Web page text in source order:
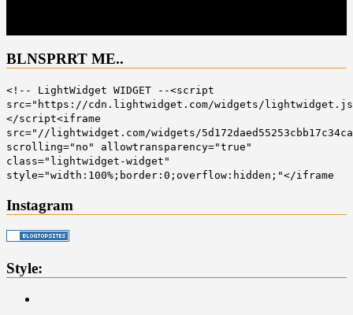
BLNSPRRT ME..
<!-- LightWidget WIDGET --<script
src="https://cdn.lightwidget.com/widgets/
</script<iframe
src="//lightwidget.com/widgets/
scrolling="no" allowtransparency="true"
class="lightwidget-widget"
style="width:100%;border:0;overflow:hidden;"</iframe
Instagram
Style: